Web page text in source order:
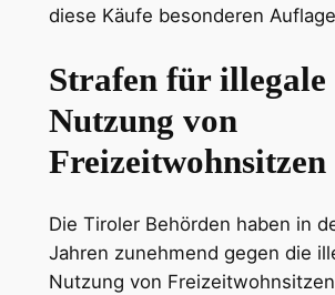
diese Käufe besonderen
Strafen für illegale
Nutzung von
Freizeitwohnsitzen
Die Tiroler Behörden haben in
Jahren zunehmend gegen die
Nutzung von Freizeitwohnsitzen